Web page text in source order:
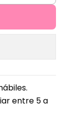
entre 5 a